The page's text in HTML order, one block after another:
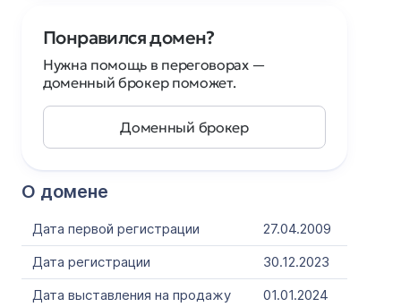
О домене
Дата первой регистрации
27.04.2009
Дата регистрации
30.12.2023
Дата выставления на продажу
01.01.2024
Понравился домен?
Нужна помощь в переговорах —
доменный брокер поможет.
Доменный брокер